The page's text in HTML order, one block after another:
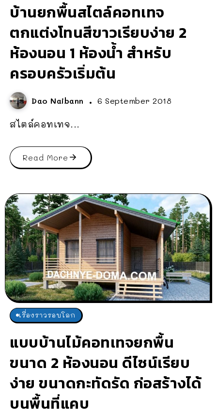
บ้านยกพื้นสไตล์คอทเทจ
ตกแต่งโทนสีขาวเรียบง่าย 2
ห้องนอน 1 ห้องน้ำ สำหรับ
ครอบครัวเริ่มต้น
Dao Naibann 6 September 2018
สไตล์คอทเทจ...
Read More
เรื่องราวรอบโลก
แบบบ้านไม้คอทเทจยกพื้น
ขนาด 2 ห้องนอน ดีไซน์เรียบ
ง่าย ขนาดกะทัดรัด ก่อสร้างได้
บนพื้นที่แคบ